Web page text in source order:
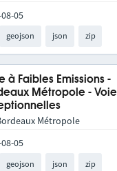
05
geojson json zip
à Faibles Emissions -
Métropole -
Métropole
05
geojson json zip